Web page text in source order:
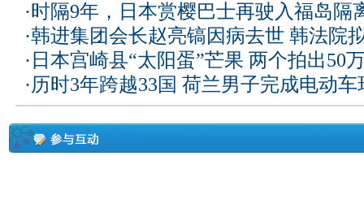
·时隔9年，日本赏樱巴士再驶入福岛隔
·韩进集团会长赵亮镐因病去世 韩法院
· 日本宫崎县“太阳蛋”芒果 两个拍出50
·历时3年跨越33国 荷兰男子完成电动车